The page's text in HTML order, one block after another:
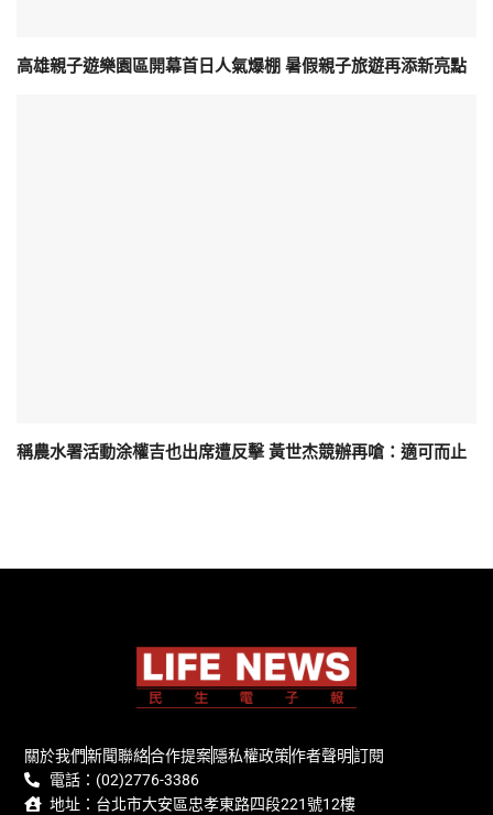
高雄親子遊樂園區開幕首日人氣爆棚 暑假親子旅遊再添新亮點
稱農水署活動涂權吉也出席遭反擊 黃世杰競辦再嗆：適可而止
關於我們新聞聯絡合作提案隱私權政策作者聲明訂閱
電話：(02)2776-3386
地址：台北市大安區忠孝東路四段221號12樓